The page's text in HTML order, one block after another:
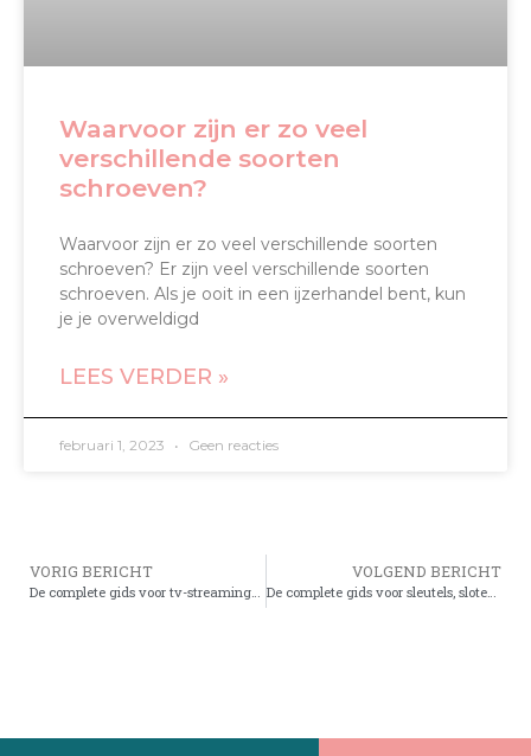
Waarvoor zijn er zo veel
verschillende soorten
schroeven?
Waarvoor zijn er zo veel verschillende soorten
schroeven? Er zijn veel verschillende soorten
schroeven. Als je ooit in een ijzerhandel bent, kun
je je overweldigd
LEES VERDER »
februari 1, 2023 Geen reacties
VORIG BERICHT
De complete gids voor tv-streamingservices en hoe ze tv-netwerken en kabelabonnementen verstoren
VOLGEND BERICHT
De complete gids voor sleutels, slotenmakers en hoe ze u kunnen helpen in het dagelijks leven